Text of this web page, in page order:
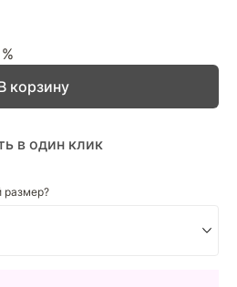
корзину
в один клик